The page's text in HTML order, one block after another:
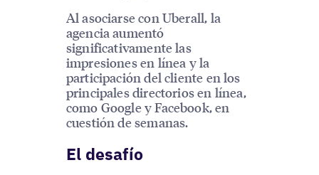
Al asociarse con Uberall, la
agencia aumentó
significativamente las
impresiones en línea y la
participación del cliente en los
principales directorios en línea,
como Google y Facebook, en
cuestión de semanas.
El desafío